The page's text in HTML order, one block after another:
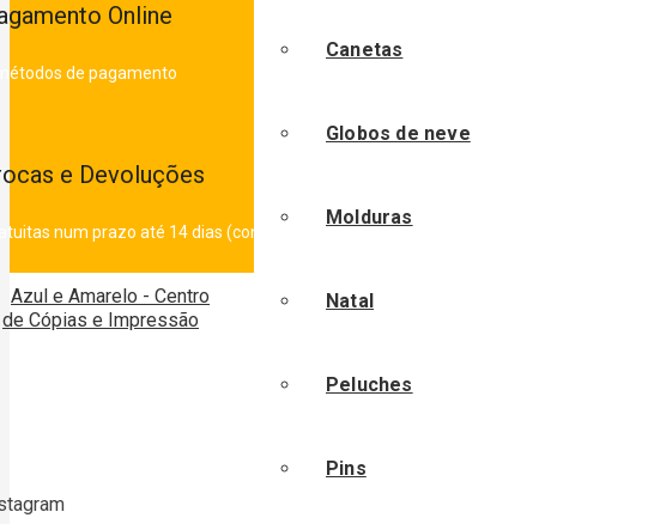
Canetas
Globos de neve
Molduras
Natal
Peluches
Pins
Online
de pagamento
e Devoluções
num prazo até 14 dias (consultar condições)
“Os Sonhos não se tornaram realidade só